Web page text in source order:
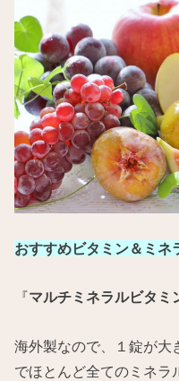
おすすめビタミン＆ミネ
『マルチミネラルビタミ
海外製なので、１錠が大
でほとんど全てのミネラ